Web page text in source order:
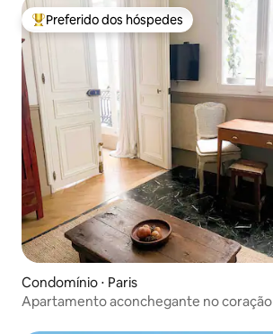
Entre os melhores preferidos dos
Preferido dos hóspedes
Condomínio ⋅ Paris
Apartamento aconchegante no coração